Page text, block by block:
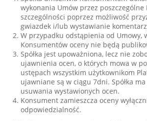
wykonania Umów przez poszczególne
szczególności poprzez możliwość
gwiazdek i/lub wystawianie
W przypadku odstąpienia od Umowy,
Konsumentów oceny nie będą
Spółka jest upoważniona, lecz nie
ujawnienia ocen, o których mowa w
ustępach wszystkim użytkownikom
ujawniane są w ciągu 7dni. Spółka
usuwania wystawionych ocen.
Konsument zamieszcza oceny
odpowiedzialność.